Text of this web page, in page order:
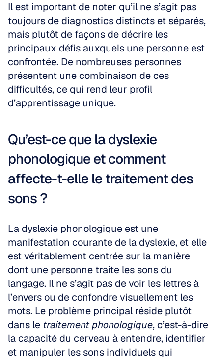
Il est important de noter qu’il ne s’agit pas
toujours de diagnostics distincts et séparés,
mais plutôt de façons de décrire les
principaux défis auxquels une personne est
confrontée. De nombreuses personnes
présentent une combinaison de ces
difficultés, ce qui rend leur profil
d’apprentissage unique.
Qu’est-ce que la dyslexie
phonologique et comment
affecte-t-elle le traitement des
sons ?
La dyslexie phonologique est une
manifestation courante de la dyslexie, et elle
est véritablement centrée sur la manière
dont une personne traite les sons du
langage. Il ne s’agit pas de voir les lettres à
l’envers ou de confondre visuellement les
mots. Le problème principal réside plutôt
dans le traitement phonologique, c’est-à-dire
la capacité du cerveau à entendre, identifier
et manipuler les sons individuels qui